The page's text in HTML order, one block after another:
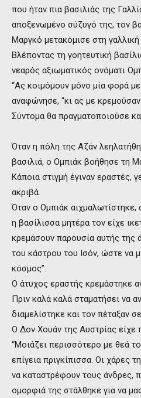
που ήταν πια βασιλιάς της
αποξενωμένο σύζυγό της, τον
Μαργκό μετακόμισε στη
Βλέποντας τη γοητευτική
νεαρός αξιωματικός ονόματι
“Ας κοιμόμουν μόνο μία φορά με
αναφώνησε, “κι ας με κρεμούσαν
Σύντομα θα πραγματοποιούσε
Όταν η πόλη της Αζάν
βασιλιά, ο Ομπιάκ βοήθησε τη
Κάποια στιγμή έγιναν εραστές,
ακριβά.
Όταν ο Ομπιάκ αιχμαλωτίστηκε,
η βασίλισσα μητέρα τον είχε
κρεμάσουν παρουσία αυτής της
του κάστρου του Ισόν, ώστε να
κόσμος”.
Ο άτυχος εραστής κρεμάστηκε
Πριν καλά καλά σταματήσει να
διαμελίστηκε και τον πέταξαν
Ο Δον Χουάν της Αυστρίας είχε
“Μοιάζει περισσότερο με θεά
επίγεια πριγκίπισσα. Οι χάρες
να καταστρέφουν τους άνδρες,
ομορφιά της στάλθηκε για να